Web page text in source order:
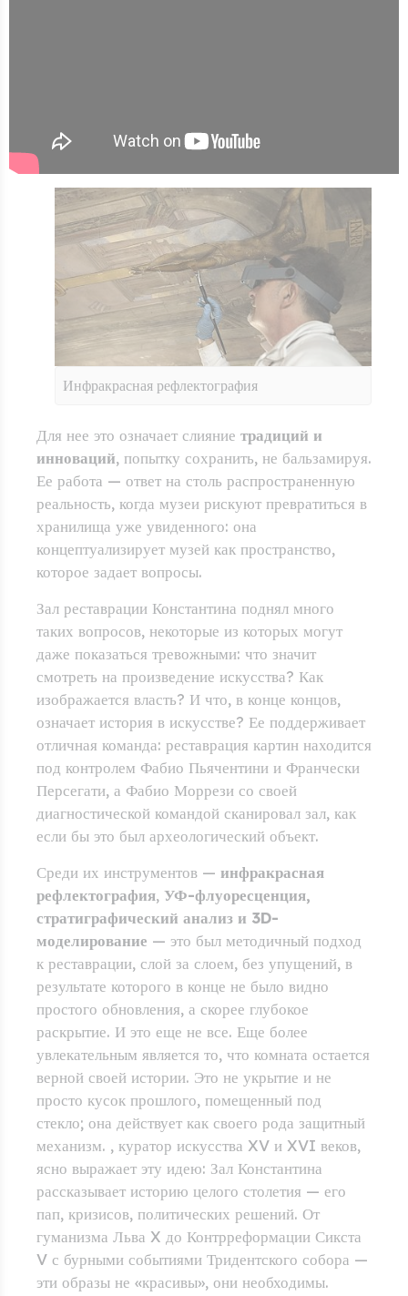
Инфракрасная рефлектография
Для нее это означает слияние традиций и
инноваций, попытку сохранить, не бальзамируя.
Ее работа — ответ на столь распространенную
реальность, когда музеи рискуют превратиться в
хранилища уже увиденного: она
концептуализирует музей как пространство,
которое задает вопросы.
Зал реставрации Константина поднял много
таких вопросов, некоторые из которых могут
даже показаться тревожными: что значит
смотреть на произведение искусства? Как
изображается власть? И что, в конце концов,
означает история в искусстве? Ее поддерживает
отличная команда: реставрация картин находится
под контролем Фабио Пьячентини и Франчески
Персегати, а Фабио Моррези со своей
диагностической командой сканировал зал, как
если бы это был археологический объект.
Среди их инструментов — инфракрасная
рефлектография, УФ-флуоресценция,
стратиграфический анализ и 3D-
моделирование — это был методичный подход
к реставрации, слой за слоем, без упущений, в
результате которого в конце не было видно
простого обновления, а скорее глубокое
раскрытие. И это еще не все. Еще более
увлекательным является то, что комната остается
верной своей истории. Это не укрытие и не
просто кусок прошлого, помещенный под
стекло; она действует как своего рода защитный
механизм. , куратор искусства XV и XVI веков,
ясно выражает эту идею: Зал Константина
рассказывает историю целого столетия — его
пап, кризисов, политических решений. От
гуманизма Льва X до Контрреформации Сикста
V с бурными событиями Тридентского собора —
эти образы не «красивы», они необходимы.